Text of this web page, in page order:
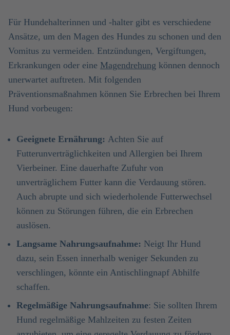
Für Hundehalterinnen und -halter gibt es verschiedene
Ansätze, um den Magen des Hundes zu schonen und den
Vomitus zu vermeiden. Entzündungen, Vergiftungen,
Erkrankungen oder eine Magendrehung können dennoch
unerwartet auftreten. Mit folgenden
Präventionsmaßnahmen können Sie Erbrechen bei Ihrem
Hund vorbeugen:
Geeignete Ernährung: Achten Sie auf
Futterunverträglichkeiten und Allergien bei Ihrem
Vierbeiner. Eine dauerhafte Zufuhr von
unverträglichem Futter kann die Verdauung stören.
Auch abrupte und sich wiederholende Futterwechsel
können zu Störungen führen, die ein Erbrechen
auslösen.
Langsame Nahrungsaufnahme: Neigt Ihr Hund
dazu, sein Essen innerhalb weniger Sekunden zu
verschlingen, könnte ein Antischlingnapf Abhilfe
schaffen.
Regelmäßige Nahrungsaufnahme: Sie sollten Ihrem
Hund regelmäßige Mahlzeiten zu festen Zeiten